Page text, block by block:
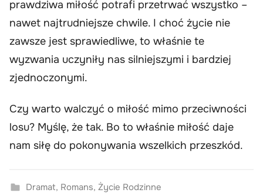
prawdziwa miłość potrafi przetrwać wszystko –
nawet najtrudniejsze chwile. I choć życie nie
zawsze jest sprawiedliwe, to właśnie te
wyzwania uczyniły nas silniejszymi i bardziej
zjednoczonymi.
Czy warto walczyć o miłość mimo przeciwności
losu? Myślę, że tak. Bo to właśnie miłość daje
nam siłę do pokonywania wszelkich przeszkód.
Dramat, Romans, Życie Rodzinne